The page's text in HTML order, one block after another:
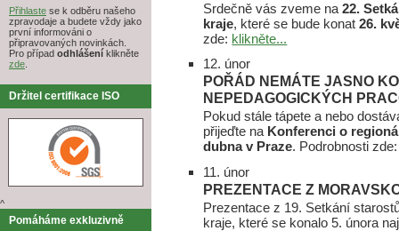
Přihlaste se k odběru našeho
zpravodaje a budete vždy jako
první informováni o
připravovaných novinkách.
Pro případ odhlášení klikněte
zde.
Držitel certifikace ISO
^
Pomáháme exkluzivně
Srdečně vás zveme na22.
kraje, které se bude konat26.
zde: klikněte...
12. únor
POŘÁD NEMÁTE JASNO
NEPEDAGOGICKÝCH
Pokud stále tápete a nebo
přijeďte na Konferenci o
dubna v Praze. Podrobnosti
11. únor
PREZENTACE Z
Prezentace z 19. Setkání
kraje, které se konalo 5. února